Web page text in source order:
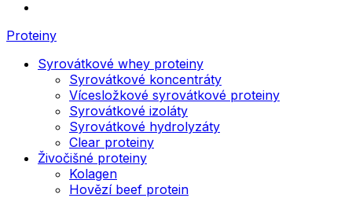
Proteiny
Syrovátkové whey proteiny
Syrovátkové koncentráty
Vícesložkové syrovátkové proteiny
Syrovátkové izoláty
Syrovátkové hydrolyzáty
Clear proteiny
Živočišné proteiny
Kolagen
Hovězí beef protein